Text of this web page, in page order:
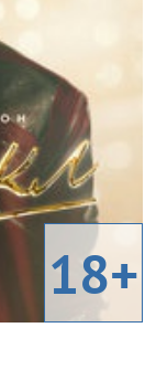
18+